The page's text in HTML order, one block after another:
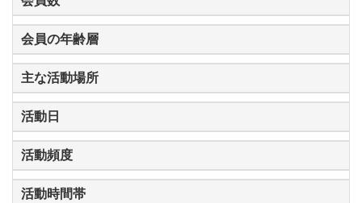
会員の年齢層
主な活動場所
活動日
活動頻度
活動時間帯